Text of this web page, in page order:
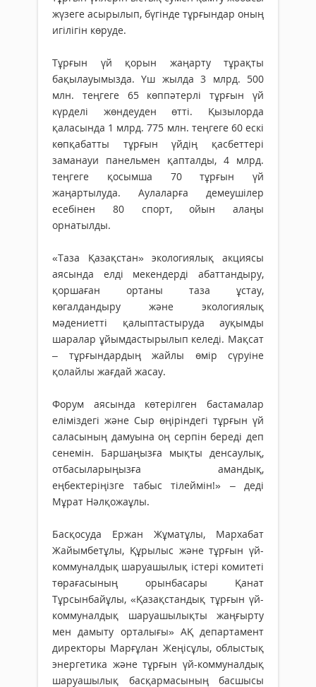
жүзеге асырылып, бүгінде тұрғындар оның
игілігін көруде.
Тұрғын үй қорын жаңарту тұрақты
бақылауымызда. Үш жылда 3 млрд. 500
млн. теңгеге 65 көппәтерлі тұрғын үй
күрделі жөндеуден өтті. Қызылорда
қаласында 1 млрд. 775 млн. теңгеге 60 ескі
көпқабатты тұрғын үйдің қасбеттері
заманауи панельмен қапталды, 4 млрд.
теңгеге қосымша 70 тұрғын үй
жаңартылуда. Аулаларға демеушілер
есебінен 80 спорт, ойын алаңы
орнатылды.
«Таза Қазақстан» экологиялық акциясы
аясында елді мекендерді абаттандыру,
қоршаған ортаны таза ұстау,
көгалдандыру және экологиялық
мәдениетті қалыптастыруда ауқымды
шаралар ұйымдастырылып келеді. Мақсат
– тұрғындардың жайлы өмір сүруіне
қолайлы жағдай жасау.
Форум аясында көтерілген бастамалар
еліміздегі және Сыр өңіріндегі тұрғын үй
саласының дамуына оң серпін береді деп
сенемін. Баршаңызға мықты денсаулық,
отбасыларыңызға амандық,
еңбектеріңізге табыс тілеймін!» – деді
Мұрат Нәлқожаұлы.
Басқосуда Ержан Жұматұлы, Мархабат
Жайымбетұлы, Құрылыс және тұрғын үй-
коммуналдық шаруашылық істері комитеті
төрағасының орынбасары Қанат
Тұрсынбайұлы, «Қазақстандық тұрғын үй-
коммуналдық шаруашылықты жаңғырту
мен дамыту орталығы» АҚ департамент
директоры Марғұлан Жеңісұлы, облыстық
энергетика және тұрғын үй-коммуналдық
шаруашылық басқармасының басшысы